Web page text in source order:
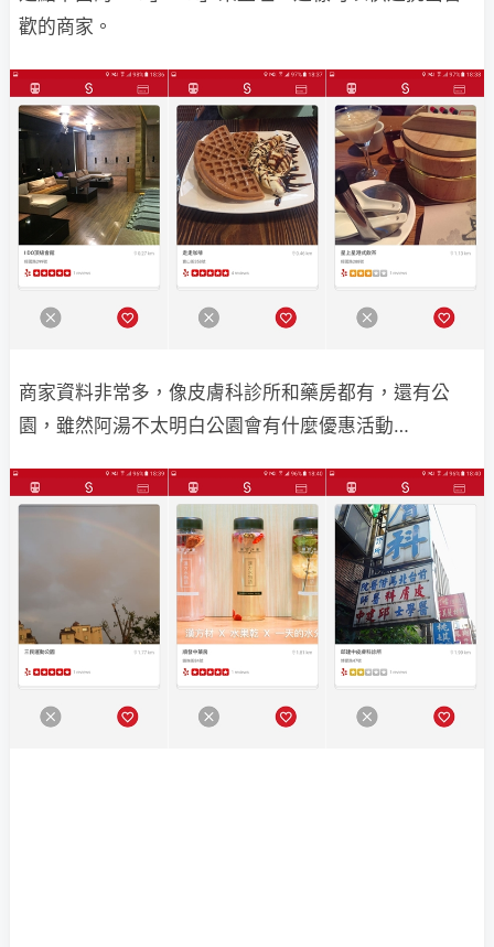
歡的商家。
商家資料非常多，像皮膚科診所和藥房都有，還有公
園，雖然阿湯不太明白公園會有什麼優惠活動…